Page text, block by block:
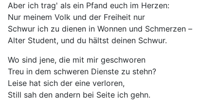
Aber ich trag' als ein Pfand euch im Herzen:
Nur meinem Volk und der Freiheit nur
Schwur ich zu dienen in Wonnen und Schmerzen –
Alter Student, und du hältst deinen Schwur.
Wo sind jene, die mit mir geschworen
Treu in dem schweren Dienste zu stehn?
Leise hat sich der eine verloren,
Still sah den andern bei Seite ich gehn.